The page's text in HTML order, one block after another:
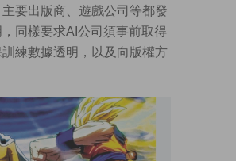
要出版商、遊戲公司等都發
同樣要求AI公司須事前取得
練數據透明，以及向版權方